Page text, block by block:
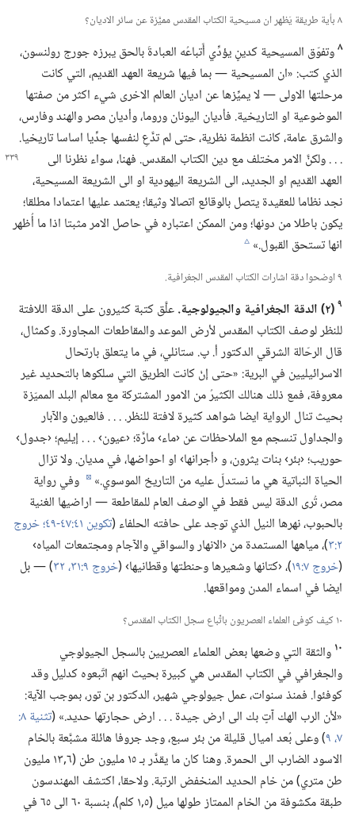
٨ بأية طريقة يَظهر ان مسيحية الكتاب المقدس مميَّزة عن سائر الاديان؟‏
٨وتفوّق المسيحية كدينٍ يؤدِّي أَتباعُه العبادةَ بالحق يبرزه جورج رولنسون،‏
الذي كتب:‏ «ان المسيحية —‏ بما فيها شريعة العهد القديم،‏ التي كانت
مرحلتها الاولى —‏ لا يميِّزها عن اديان العالم الاخرى شيء اكثر من صفتها
الموضوعية او التاريخية.‏ فأديان اليونان وروما،‏ وأديان مصر والهند وفارس،‏
والشرق عامة،‏ كانت انظمة نظرية،‏ حتى لم تدَّعِ لنفسها جدِّيا اساسا تاريخيا.‏
.‏ .‏ .‏ ولكنَّ الامر مختلف مع دين الكتاب المقدس.‏ فهنا،‏ سواء نظرنا الى
العهد القديم او الجديد،‏ الى الشريعة اليهودية او الى الشريعة المسيحية،‏
نجد نظاما للعقيدة يتصل بالوقائع اتصالا وثيقا؛‏ يعتمد عليها اعتمادا مطلقا؛‏
يكون باطلا من دونها؛‏ ومن الممكن اعتباره في حاصل الامر مثبتا اذا ما أُظهر
انها تستحق القبول.‏»‏ c
٩ اوضحوا دقة اشارات الكتاب المقدس الجغرافية.‏
٩‏(‏٢)‏ الدقة الجغرافية والجيولوجية.‏
علَّق كتبة كثيرون على الدقة اللافتة
للنظر لوصف الكتاب المقدس لأرض الموعد والمقاطعات المجاورة.‏ وكمثال،‏
قال الرحّالة الشرقي الدكتور أ.‏ پ.‏ ستانلي،‏ في ما يتعلق بارتحال
الاسرائيليين في البرية:‏ «حتى إنْ كانت الطريق التي سلكوها بالتحديد غير
معروفة،‏ فمع ذلك هنالك الكثيرُ من الامور المشتركة مع معالم البلد المميّزة
بحيث تنال الرواية ايضا شواهد كثيرة لافتة للنظر.‏ .‏ .‏ .‏ فالعيون والآبار
والجداول تنسجم مع الملاحظات عن ‹ماء› مارَّة؛‏ ‹عيون› .‏ .‏ .‏ إيليم؛‏ ‹جدول›
حوريب؛‏ ‹بئر› بنات يثرون،‏ و ‹أجرانها› او احواضها،‏ في مديان.‏ ولا تزال
الحياة النباتية هي ما نستدلّ عليه من التاريخ الموسوي.‏»‏ d وفي رواية
مصر،‏ تُرى الدقة ليس فقط في الوصف العام للمقاطعة —‏ اراضيها الغنية
بالحبوب،‏ نهرها النيل الذي توجد على حافته الحلفاء (‏تكوين ٤١:‏٤٧-‏٤٩؛‏
خروج
٢:‏٣ ‏)‏،‏ مياهها المستمدة من ‹الانهار والسواقي والآجام ومجتمعات المياه›
(‏خروج ٧:‏١٩ ‏)‏،‏ ‹كتانها وشعيرها وحنطتها وقطانيها› (‏خروج ٩:‏​٣١،‏ ٣٢
‏)‏ —‏ بل
ايضا في اسماء المدن ومواقعها.‏
١٠ كيف كوفئ العلماء العصريون باتِّباع سجل الكتاب المقدس؟‏
١٠ والثقة التي وضعها بعض العلماء العصريين بالسجل الجيولوجي
والجغرافي في الكتاب المقدس هي كبيرة بحيث انهم اتّبعوه كدليل وقد
كوفئوا.‏ فمنذ سنوات،‏ عمل جيولوجي شهير،‏ الدكتور بن تور،‏ بموجب الآية:‏
«لأن الرب الهك آتٍ بك الى ارض جيدة .‏ .‏ .‏ ارض حجارتها حديد.‏» (‏
٧،‏ ‏)‏ وعلى بُعد اميال قليلة من بئر سبع،‏ وجد جروفا هائلة مشبَّعة بالخام
الاسود الضارب الى الحمرة.‏ وهنا كان ما يقدَّر بـ‍ ١٥ مليون طن (‏٦‏,١٣ مليون
طن متري)‏ من خام الحديد المنخفض الرتبة.‏ ولاحقا،‏ اكتشف المهندسون
طبقة مكشوفة من الخام الممتاز طولها ميل (‏٥‏,١ كلم)‏،‏ بنسبة ٦٠ الى ٦٥ في